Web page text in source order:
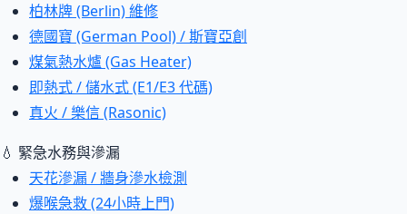
柏林牌 (Berlin) 維修
德國寶 (German Pool) / 斯寶亞創
煤氣熱水爐 (Gas Heater)
即熱式 / 儲水式 (E1/E3 代碼)
真火 / 樂信 (Rasonic)
💧 緊急水務與滲漏
天花滲漏 / 牆身滲水檢測
爆喉急救 (24小時上門)